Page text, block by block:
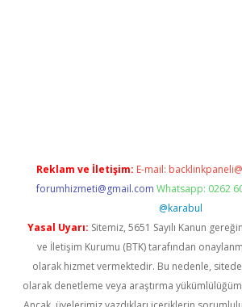
Reklam ve İletişim: E-mail:
forumhizmeti@gmail.com Whatsapp: 0262
@karabul
Yasal Uyarı: Sitemiz, 5651 Sayılı Kanun
ve İletişim Kurumu (BTK) tarafından
olarak hizmet vermektedir. Bu nedenle,
olarak denetleme veya araştırma